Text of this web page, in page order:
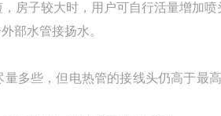
房子较大时，用户可自行活量增加喷
部水管接扬水。
多些，但电热管的接线头仍高于最